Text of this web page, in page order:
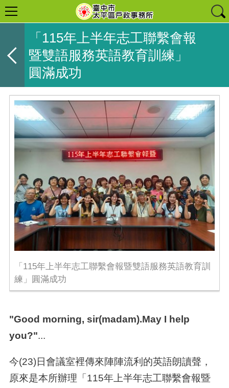
「115年上半年志工聯繫會報
暨雙語服務英語教育訓練」
圓滿成功
「115年上半年志工聯繫會報暨雙語服務英語教育訓
練」圓滿成功
"Good morning, sir(madam).May I help
you?"...
今(23)日會議室裡傳來陣陣流利的英語朗讀聲，
原來是本所辦理「115年上半年志工聯繫會報暨